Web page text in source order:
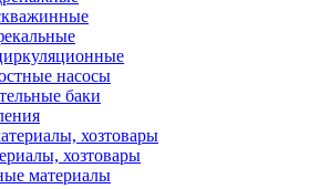
насосы
баки
хозтовары
материалы